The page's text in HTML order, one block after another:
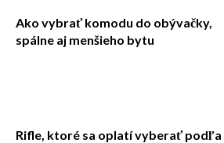
Ako vybrať komodu do obývačky,
spálne aj menšieho bytu
Rifle, ktoré sa oplatí vyberať podľa